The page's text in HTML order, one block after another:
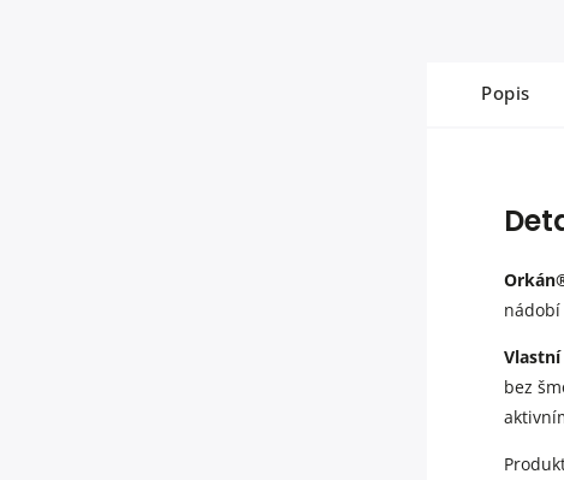
Popis
nádobí
bez